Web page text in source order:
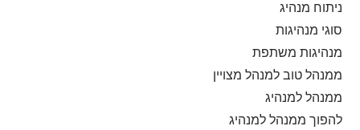
ניתוח מנהיג
סוגי מנהיגות
מנהיגות משתפת
ממנהל טוב למנהל מצויין
ממנהל למנהיג
להפוך ממנהל למנהיג